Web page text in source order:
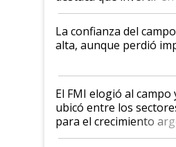
kirchnerismo era
plata a un hijo para
Juan Félix Rossetti, el
que de una dura crisis
de Milei
La confianza del
alta, aunque perdió
El FMI elogió al campo
ubicó entre los
para el crecimiento